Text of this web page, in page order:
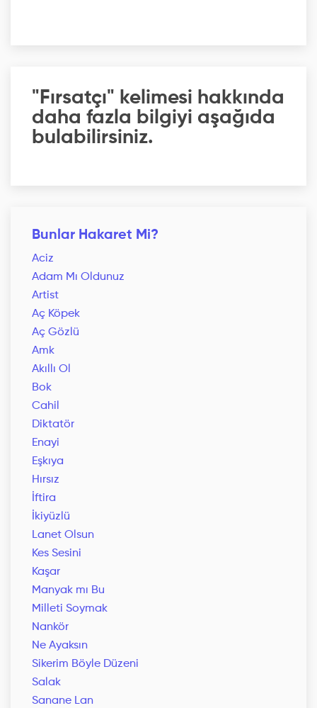
"Fırsatçı" kelimesi hakkında
daha fazla bilgiyi aşağıda
bulabilirsiniz.
Bunlar Hakaret Mi?
Aciz
Adam Mı Oldunuz
Artist
Aç Köpek
Aç Gözlü
Amk
Akıllı Ol
Bok
Cahil
Diktatör
Enayi
Eşkıya
Hırsız
İftira
İkiyüzlü
Lanet Olsun
Kes Sesini
Kaşar
Manyak mı Bu
Milleti Soymak
Nankör
Ne Ayaksın
Sikerim Böyle Düzeni
Salak
Sanane Lan